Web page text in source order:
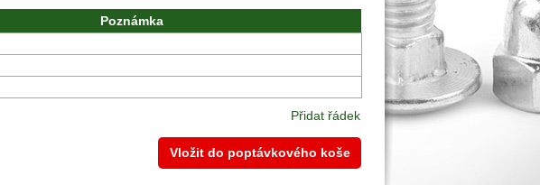
Poznámka
Přidat řádek
Vložit do poptávkového koše